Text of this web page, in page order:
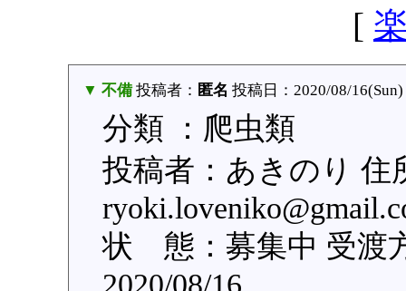
[
▼ 不備投稿者： 匿名 投稿日：2020/08/
分類 ：爬虫類
投稿者：あきのり 住
状 態：募集中 受渡